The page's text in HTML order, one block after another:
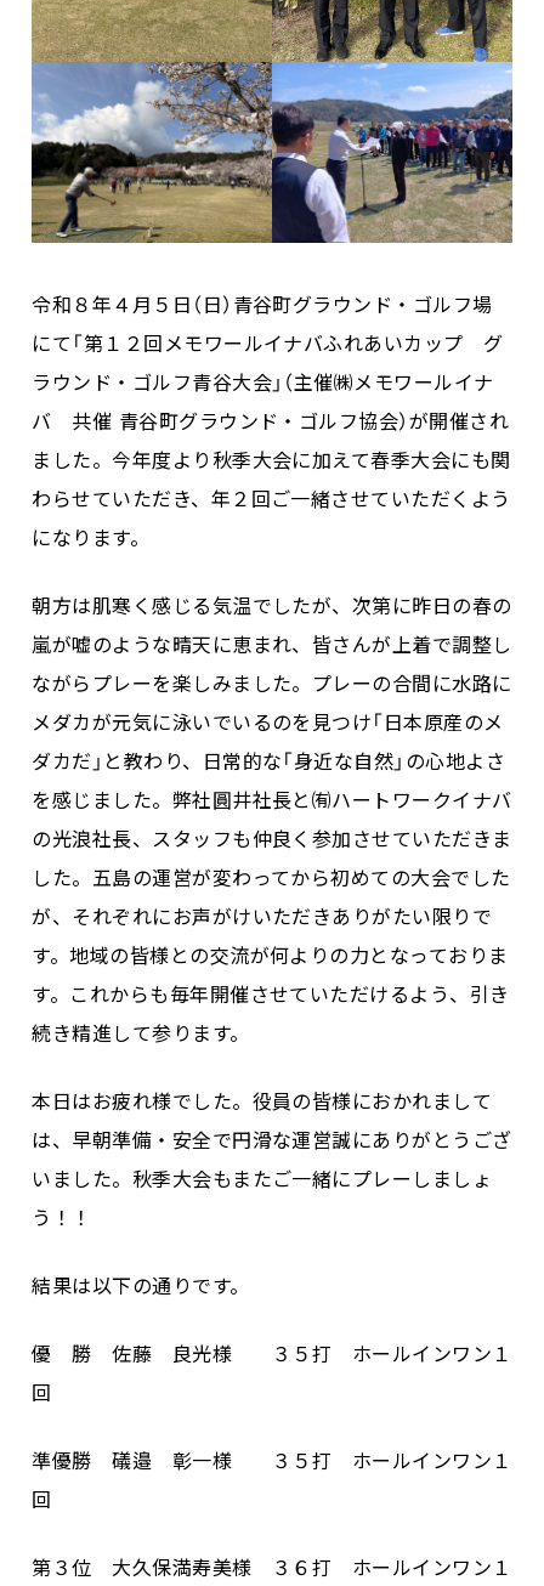
令和８年４月５日（日）青谷町グラウンド・ゴルフ場
にて「第１２回メモワールイナバふれあいカップ グ
ラウンド・ゴルフ青谷大会」（主催㈱メモワールイナ
バ 共催 青谷町グラウンド・ゴルフ協会）が開催され
ました。今年度より秋季大会に加えて春季大会にも関
わらせていただき、年２回ご一緒させていただくよう
になります。
朝方は肌寒く感じる気温でしたが、次第に昨日の春の
嵐が嘘のような晴天に恵まれ、皆さんが上着で調整し
ながらプレーを楽しみました。プレーの合間に水路に
メダカが元気に泳いでいるのを見つけ「日本原産のメ
ダカだ」と教わり、日常的な「身近な自然」の心地よさ
を感じました。弊社圓井社長と㈲ハートワークイナバ
の光浪社長、スタッフも仲良く参加させていただきま
した。五島の運営が変わってから初めての大会でした
が、それぞれにお声がけいただきありがたい限りで
す。地域の皆様との交流が何よりの力となっておりま
す。これからも毎年開催させていただけるよう、引き
続き精進して参ります。
本日はお疲れ様でした。役員の皆様におかれまして
は、早朝準備・安全で円滑な運営誠にありがとうござ
いました。秋季大会もまたご一緒にプレーしましょ
う！！
結果は以下の通りです。
優 勝 佐藤 良光様 ３５打 ホールインワン１
回
準優勝 礒邉 彰一様 ３５打 ホールインワン１
回
第３位 大久保満寿美様 ３６打 ホールインワン１